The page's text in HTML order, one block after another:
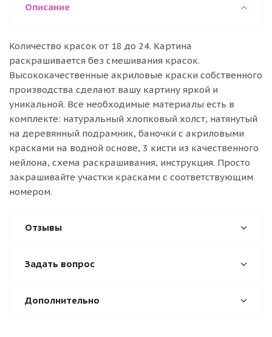
Описание
Количество красок от 18 до 24. Картина
раскрашивается без смешивания красок.
Высококачественные акриловые краски собственного
производства сделают вашу картину яркой и
уникальной. Все необходимые материалы есть в
комплекте: натуральный хлопковый холст, натянутый
на деревянный подрамник, баночки с акриловыми
красками на водной основе, 3 кисти из качественного
нейлона, схема раскрашивания, инструкция. Просто
закрашивайте участки красками с соответствующим
номером.
Отзывы
Задать вопрос
Дополнительно